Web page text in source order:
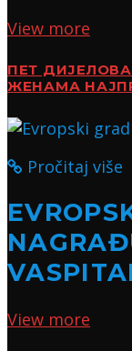
View more
ПЕТ
ЖЕНАМА
Pročitaj više
View more